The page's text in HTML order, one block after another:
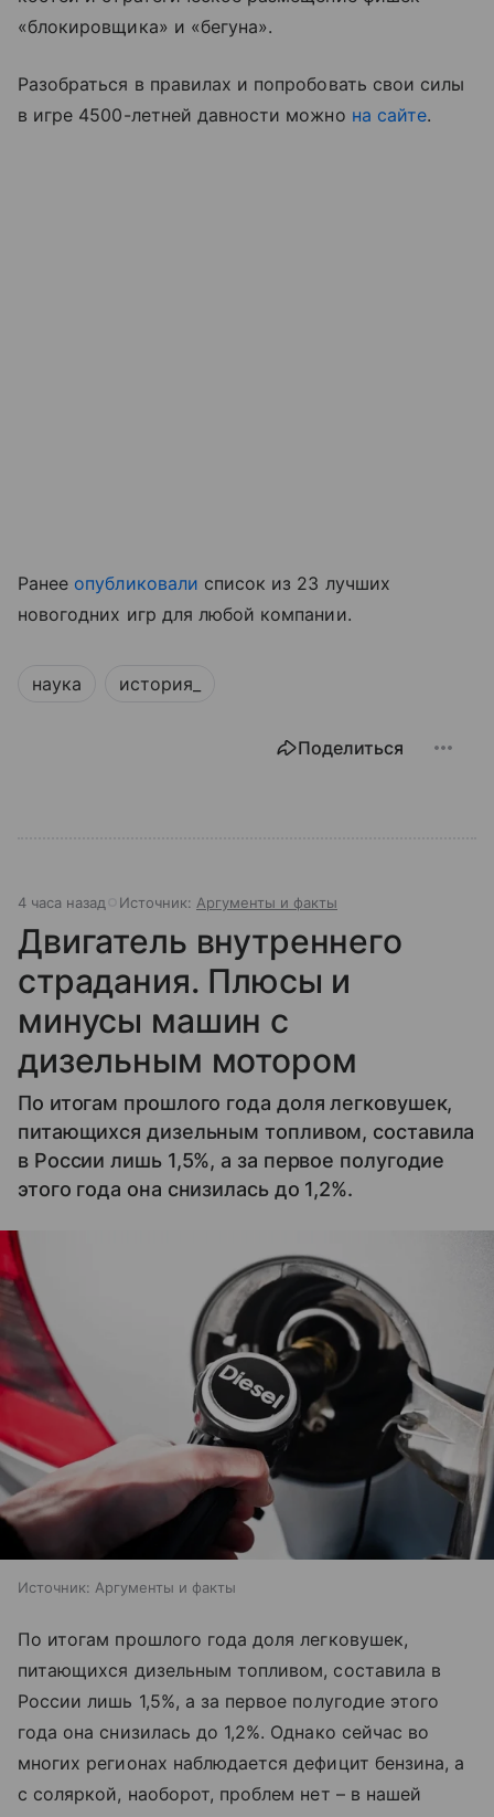
«блокировщика» и «бегуна».
Разобраться в правилах и попробовать свои силы
в игре 4500-летней давности можно на сайте.
Ранее опубликовали список из 23 лучших
новогодних игр для любой компании.
наука история_
Поделиться
4 часа назад Источник: Аргументы и факты
Двигатель внутреннего
страдания. Плюсы и
минусы машин с
дизельным мотором
По итогам прошлого года доля легковушек,
питающихся дизельным топливом, составила
в России лишь 1,5%, а за первое полугодие
этого года она снизилась до 1,2%.
Источник: Аргументы и факты
По итогам прошлого года доля легковушек,
питающихся дизельным топливом, составила в
России лишь 1,5%, а за первое полугодие этого
года она снизилась до 1,2%. Однако сейчас во
многих регионах наблюдается дефицит бензина, а
с соляркой, наоборот, проблем нет – в нашей